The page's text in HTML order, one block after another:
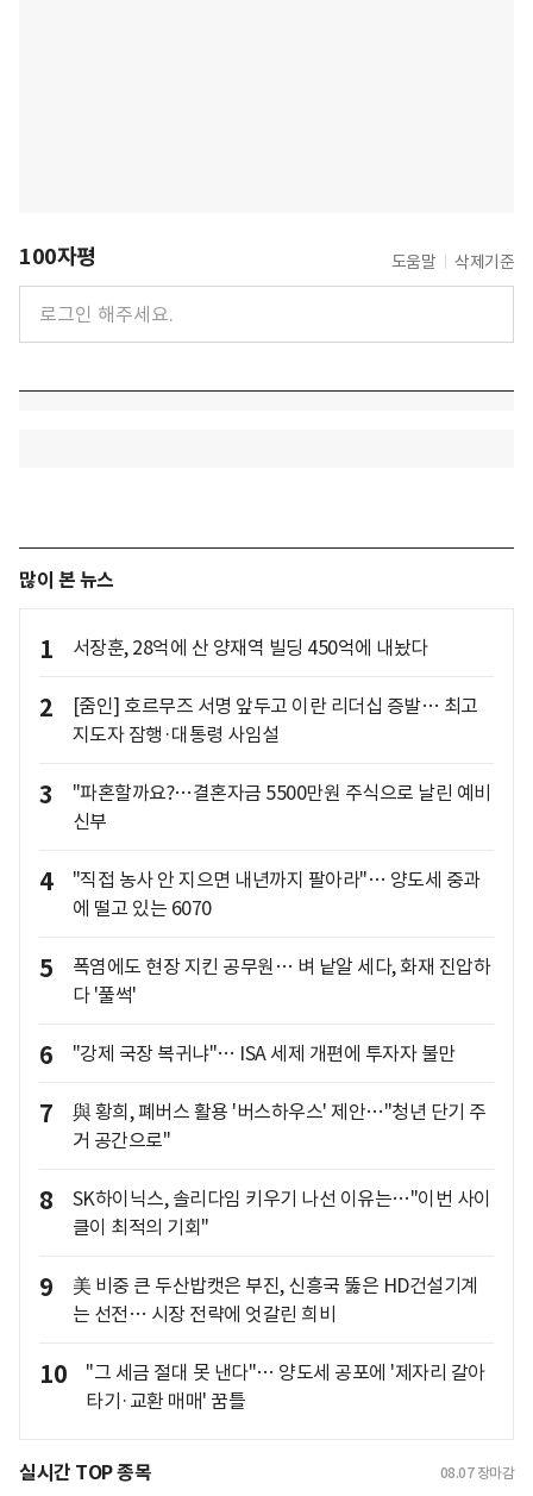
100자평 도움말 삭제기준
많이 본 뉴스
1 서장훈, 28억에 산 양재역 빌딩 450억에 내놨다
2
[줌인] 호르무즈 서명 앞두고 이란 리더십 증발… 최고
지도자 잠행·대통령 사임설
3
"파혼할까요?…결혼자금 5500만원 주식으로 날린 예비
신부
4
"직접 농사 안 지으면 내년까지 팔아라"… 양도세 중과
에 떨고 있는 6070
5
폭염에도 현장 지킨 공무원… 벼 낱알 세다, 화재 진압하
다 '풀썩'
6 "강제 국장 복귀냐"… ISA 세제 개편에 투자자 불만
7
與 황희, 폐버스 활용 '버스하우스' 제안…"청년 단기 주
거 공간으로"
8
SK하이닉스, 솔리다임 키우기 나선 이유는…"이번 사이
클이 최적의 기회"
9
美 비중 큰 두산밥캣은 부진, 신흥국 뚫은 HD건설기계
는 선전… 시장 전략에 엇갈린 희비
10
"그 세금 절대 못 낸다"… 양도세 공포에 '제자리 갈아
타기·교환 매매' 꿈틀
실시간 TOP 종목 08.07 장마감